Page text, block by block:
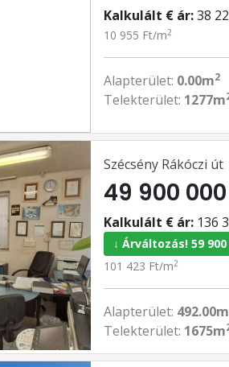
Kalkulált € ár:38
10 955 Ft/m2
Alapterület: 0.00m2
Telekterület: 1277m
Szécsény Rákóczi út
49 900
Kalkulált € ár: 136
↓ Árváltozás! 59 900
101 423 Ft/m2
Alapterület: 492.00m
Telekterület: 1675m